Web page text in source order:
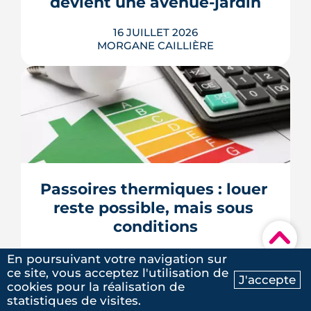
Ma recherche Contactez-nous
▾
16 JUILLET 2026
MORGANE CAILLIÈRE
Une cinquantaine d'arbres, 2 600 m²
d'espaces végétalisés et une piste du
Réseau express vélo : la route d'Albi
doit devenir une avenue-jardin. Après
phase d'aménagement a démarré. Le
chantier court jusqu'en juin 2027.
LIRE L'ARTICLE
Passoires thermiques : louer
reste possible, mais sous
conditions
13 JUILLET 2026
MORGANE CAILLIÈRE
En poursuivant votre navigation sur
ce site, vous acceptez l'utilisation de
cookies pour la réalisation de
statistiques de visites.
J'accepte